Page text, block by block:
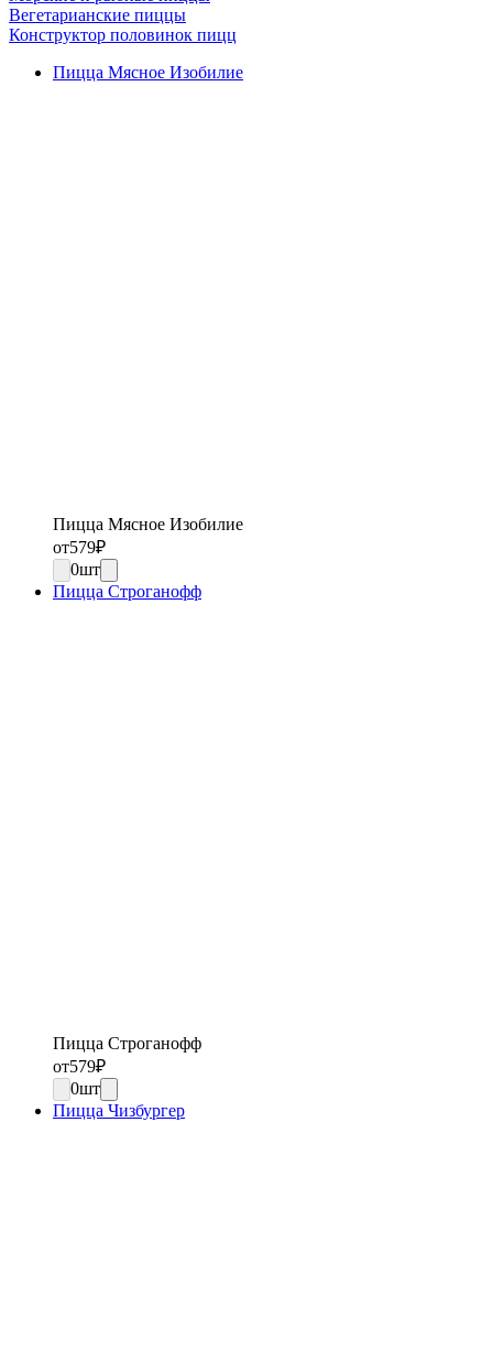
Вегетарианские пиццы
Конструктор половинок пицц
Пицца Мясное Изобилие
Пицца Мясное Изобилие
от579₽
0шт
Пицца Строганофф
Пицца Строганофф
от579₽
0шт
Пицца Чизбургер